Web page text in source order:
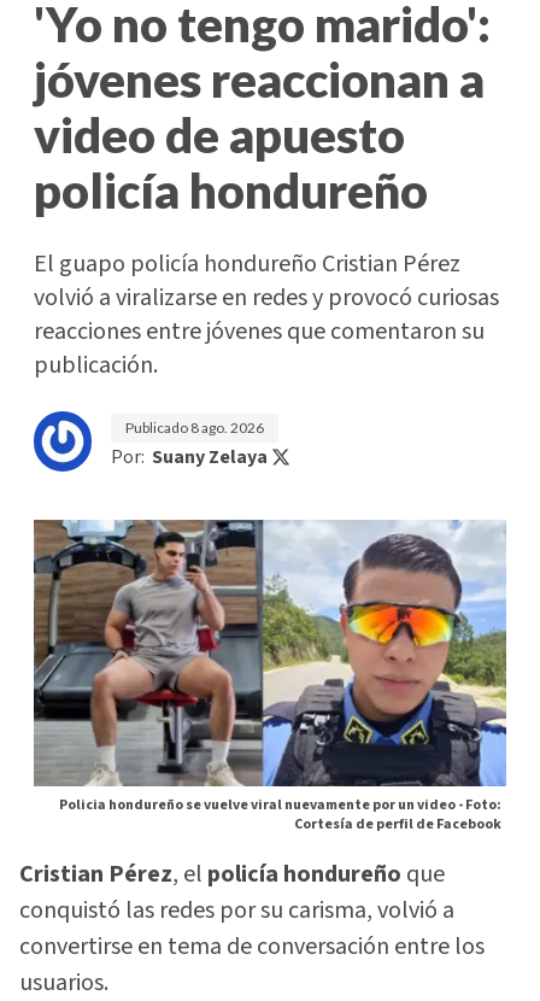
'Yo no tengo marido':
jóvenes reaccionan a
video de apuesto
policía hondureño
El guapo policía hondureño Cristian Pérez
volvió a viralizarse en redes y provocó curiosas
reacciones entre jóvenes que comentaron su
publicación.
Publicado 8 ago. 2026
Por: Suany Zelaya
Policia hondureño se vuelve viral nuevamente por un video -Foto:
Cortesía de perfil de Facebook
Cristian Pérez, el policía hondureño que
conquistó las redes por su carisma, volvió a
convertirse en tema de conversación entre los
usuarios.